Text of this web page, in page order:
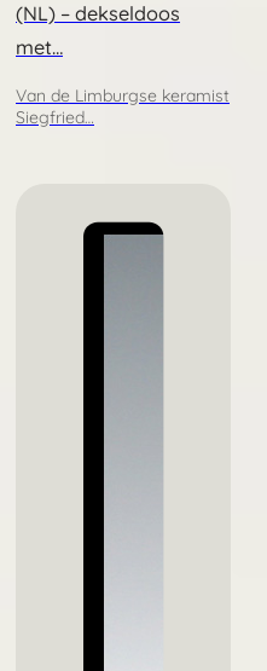
(NL) – dekseldoos
met…
Van de Limburgse keramist
Siegfried…